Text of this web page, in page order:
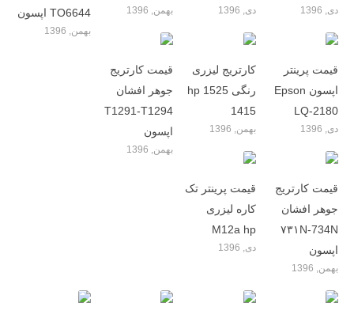
TO6644 اپسون
بهمن, 1396
بهمن, 1396 دی, 1396 دی, 1396
قیمت کارتریج
جوهر افشان
T1291-T1294
اپسون
بهمن, 1396
کارتریج لیزری
رنگی hp 1525
1415
بهمن, 1396
قیمت پرینتر
اپسون Epson
LQ-2180
دی, 1396
قیمت پرینتر تک
کاره لیزری
M12a hp
دی, 1396
قیمت کارتریج
جوهر افشان
۷۳۱N-734N
اپسون
بهمن, 1396